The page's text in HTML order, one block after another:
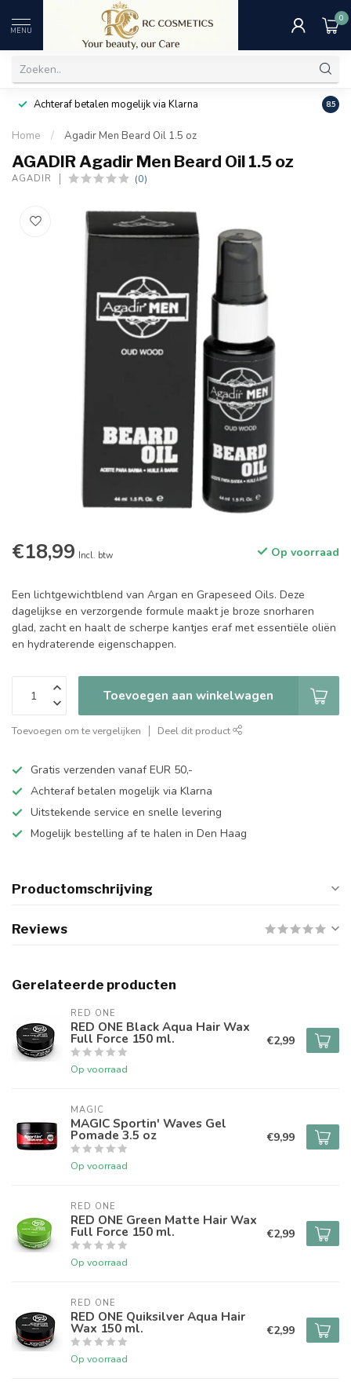
MENU
0
Achteraf betalen mogelijk via Klarna 8.5
Home / Agadir Men Beard Oil 1.5 oz
AGADIR Agadir Men Beard Oil 1.5 oz
AGADIR (0)
€18,99 Incl. btw Op voorraad
Een lichtgewichtblend van Argan en Grapeseed Oils. Deze
dagelijkse en verzorgende formule maakt je broze snorharen
glad, zacht en haalt de scherpe kantjes eraf met essentiële oliën
en hydraterende eigenschappen.
Toevoegen aan winkelwagen
Toevoegen om te vergelijken Deel dit product
Gratis verzenden vanaf EUR 50,-
Achteraf betalen mogelijk via Klarna
Uitstekende service en snelle levering
Mogelijk bestelling af te halen in Den Haag
Productomschrijving
Reviews
Gerelateerde producten
RED ONE
RED ONE Black Aqua Hair Wax
Full Force 150 ml.
Op voorraad
€2,99
MAGIC
MAGIC Sportin' Waves Gel
Pomade 3.5 oz
Op voorraad
€9,99
RED ONE
RED ONE Green Matte Hair Wax
Full Force 150 ml.
Op voorraad
€2,99
RED ONE
RED ONE Quiksilver Aqua Hair
Wax 150 ml.
Op voorraad
€2,99